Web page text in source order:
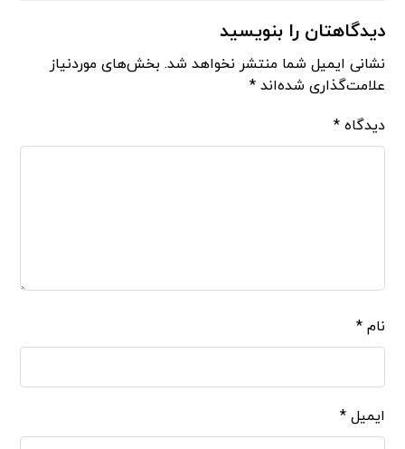
دیدگاهتان را بنویسید
نشانی ایمیل شما منتشر نخواهد شد. بخش‌های موردنیاز
علامت‌گذاری شده‌اند*
دیدگاه*
نام*
ایمیل*